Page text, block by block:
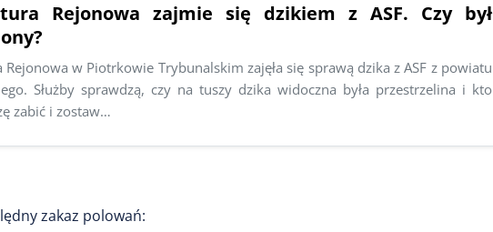
Rejonowa zajmie się dzikiem z ASF. Czy był
Rejonowa w Piotrkowie Trybunalskim zajęła się sprawą dzika z ASF z powiatu
Służby sprawdzą, czy na tuszy dzika widoczna była przestrzelina i kto
zabić i zostaw…
zakaz polowań: